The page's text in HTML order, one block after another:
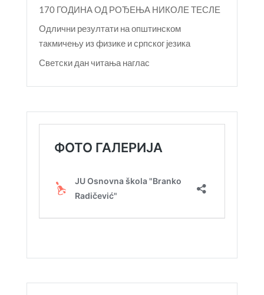
170 ГОДИНА ОД РОЂЕЊА НИКОЛЕ ТЕСЛЕ
Одлични резултати на општинском
такмичењу из физике и српског језика
Светски дан читања наглас